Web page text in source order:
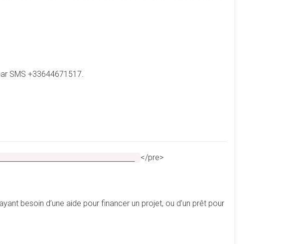
SMS +33644671517.
</pre>
besoin d’une aide pour financer un projet, ou d’un prêt pour